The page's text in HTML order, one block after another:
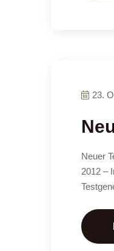
23.
Neuer
2012 –